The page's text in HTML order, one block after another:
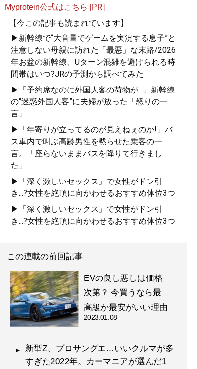
Myprotein公式はこちら [PR]
【今この記事も読まれています】
▶新幹線で“大音量でゲームを実況する息子”と
注意しない母親に訪れた「最悪」な末路/2026
年お盆の新幹線、Uターン混雑を避けられる時
間帯はいつ?JRの予測から調べてみた
▶「予約席なのに外国人客の荷物が...」新幹線
の“迷惑外国人客”に夫婦が放った「怒りの一
言」
▶「年寄りが立ってるのが見えねぇのか!」バ
ス車内で叫ぶ高齢男性を黙らせた乗客の一
言。「座らないままバスを降りて行きまし
た」
▶「深く激しいセックス」で女性がドン引
き...?女性を絶頂に向かわせるおすすめ体位3つ
▶「深く激しいセックス」で女性がドン引
き...?女性を絶頂に向かわせるおすすめ体位3つ
この連載の前回記事
EVの良し悪しは価格
次第？ 今買うなら最
高級か最安がいい理由
2023.01.08
新型Z、プロサングエ…いいクルマが多
すぎた2022年。カーマニアが選んだ1